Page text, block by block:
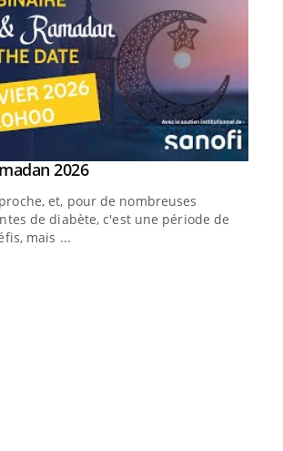
2026Youtube
et, pour de nombreuses
de diabète, c'est une période de
mais ...